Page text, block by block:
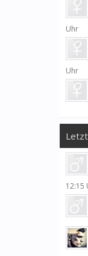
Uhr
Uhr
12:15